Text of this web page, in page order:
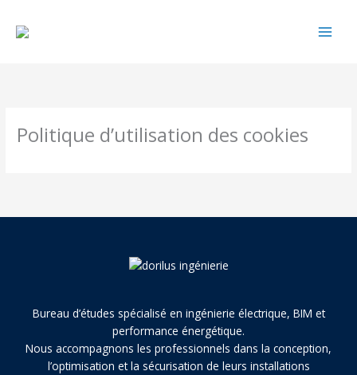
contenu
Politique d’utilisation des cookies
Bureau d’études spécialisé en ingénierie électrique, BIM et
performance énergétique.
Nous accompagnons les professionnels dans la conception,
l’optimisation et la sécurisation de leurs installations